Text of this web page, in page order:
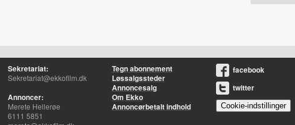
Sekretariat:
Sekretariat@ekkofilm.dk
Annoncer:
Merete Hellerøe
6111 5851
Tegn abonnement
Løssalgssteder
Annoncesalg
Om Ekko
Annoncørbetalt indhold
facebook
twitter
Cookie-indstillinger